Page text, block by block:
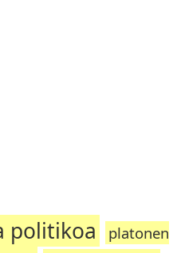
politikoa
platonen